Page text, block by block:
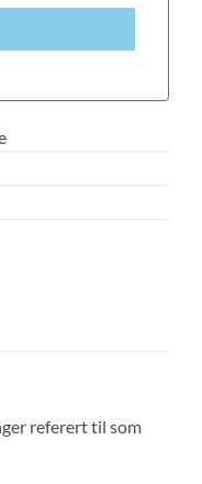
referert til som